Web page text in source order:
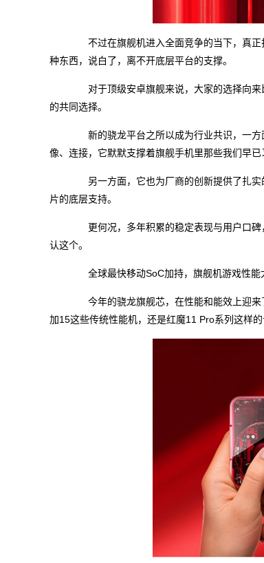
不过在旗舰机进入全面竞争的当下，真正
种东西，说白了，离不开底层平台的支撑。
对于顶级安卓旗舰来说，大家的选择向来
的共同选择。
新的骁龙平台之所以成为行业共识，一方
像、连接，它默默支撑着旗舰手机里那些我们早已
另一方面，它也为厂商的创新提供了扎实
片的底层支持。
更何况，多年积累的稳定表现与用户口碑
认这个。
全球最快移动SoC加持，旗舰机游戏性能
今年的骁龙旗舰芯，在性能和能效上迎来
加15这些传统性能机，还是红魔11 Pro系列这样